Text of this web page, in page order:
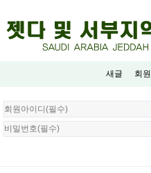
새글 회
회
원
로